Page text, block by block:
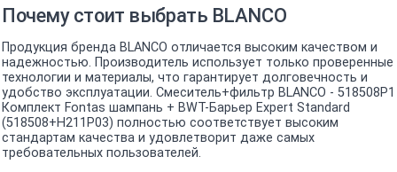
Почему стоит выбрать BLANCO
Продукция бренда BLANCO отличается высоким качеством и
надежностью. Производитель использует только проверенные
технологии и материалы, что гарантирует долговечность и
удобство эксплуатации. Смеситель+фильтр BLANCO - 518508P1
Комплект Fontas шампань + BWT-Барьер Expert Standard
(518508+H211P03) полностью соответствует высоким
стандартам качества и удовлетворит даже самых
требовательных пользователей.